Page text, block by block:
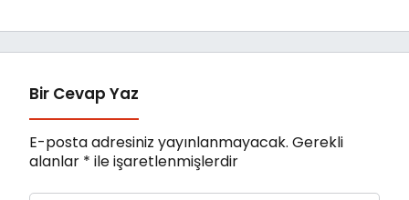
Bir Cevap Yaz
E-posta adresiniz yayınlanmayacak. Gerekli
alanlar * ile işaretlenmişlerdir